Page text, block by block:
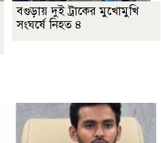
বগুড়ায় দুই ট্রাকের মুখোমুখি
সংঘর্ষে নিহত ৪